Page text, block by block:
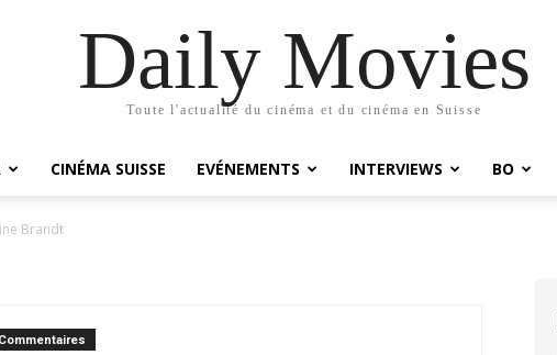
Daily Movies
Toute l'actualité du cinéma et du cinéma en Suisse
CINÉMA SUISSE EVÉNEMENTS INTERVIEWS BO
Brandt